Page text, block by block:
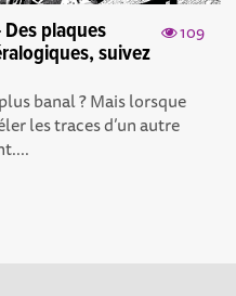
109
plaques
suivez
banal ? Mais lorsque
les traces d’un autre